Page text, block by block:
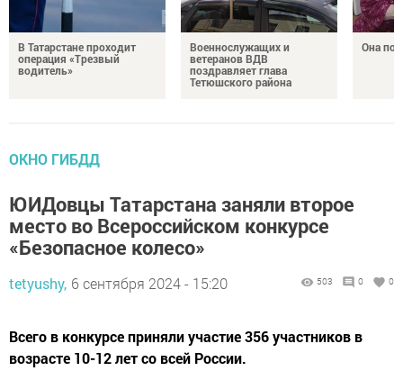
В Татарстане проходит
операция «Трезвый
водитель»
Военнослужащих и
ветеранов ВДВ
поздравляет глава
Тетюшского района
Она
ОКНО ГИБДД
ЮИДовцы Татарстана заняли второе
место во Всероссийском конкурсе
«Безопасное колесо»
tetyushy, 6 сентября 2024 - 15:20 503 0 0
Всего в конкурсе приняли участие 356 участников в
возрасте 10-12 лет со всей России.